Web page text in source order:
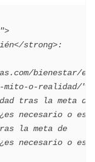
bienestar/ej
mito-o-realidad/"
tras la meta de
necesario o es
la meta de
necesario o es